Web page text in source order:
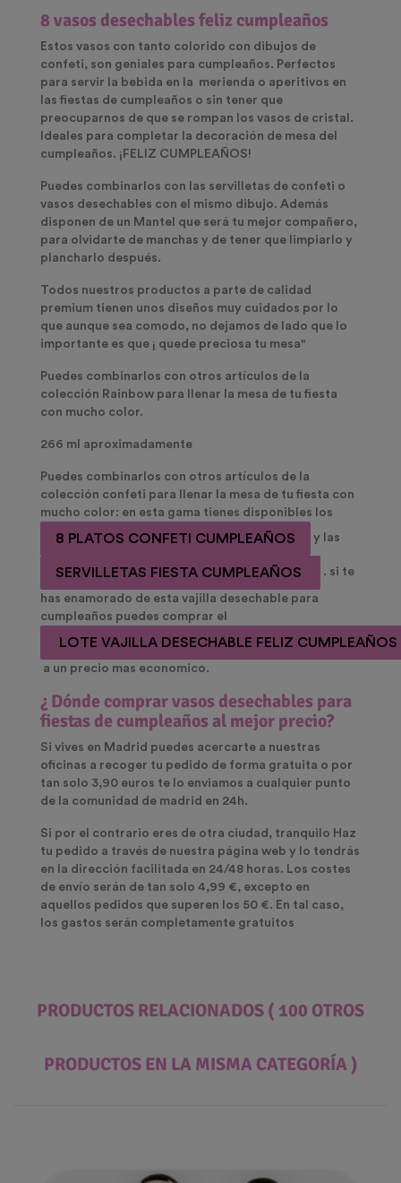
8 vasos desechables feliz cumpleaños
Estos vasos con tanto colorido con dibujos de
confeti, son geniales para cumpleaños. Perfectos
para servir la bebida en la merienda o aperitivos en
las fiestas de cumpleaños o sin tener que
preocuparnos de que se rompan los vasos de cristal.
Ideales para completar la decoración de mesa del
cumpleaños. ¡FELIZ CUMPLEAÑOS!
Puedes combinarlos con las servilletas de confeti o
vasos desechables con el mismo dibujo. Además
disponen de un Mantel que será tu mejor compañero,
para olvidarte de manchas y de tener que limpiarlo y
plancharlo después.
Todos nuestros productos a parte de calidad
premium tienen unos diseños muy cuidados por lo
que aunque sea comodo, no dejamos de lado que lo
importante es que ¡ quede preciosa tu mesa"
Puedes combinarlos con otros artículos de la
colección Rainbow para llenar la mesa de tu fiesta
con mucho color.
266 ml aproximadamente
Puedes combinarlos con otros artículos de la
colección confeti para llenar la mesa de tu fiesta con
mucho color: en esta gama tienes disponibles los
8 PLATOS CONFETI CUMPLEAÑOS y las
SERVILLETAS FIESTA CUMPLEAÑOS . si te
has enamorado de esta vajilla desechable para
cumpleaños puedes comprar el
LOTE VAJILLA DESECHABLE FELIZ CUMPLEAÑOS
a un precio mas economico.
¿ Dónde comprar vasos desechables para
fiestas de cumpleañosal mejor precio?
Si vives en Madrid puedes acercarte a nuestras
oficinas a recoger tu pedido de forma gratuita o por
tan solo 3,90 euros te lo enviamos a cualquier punto
de la comunidad de madrid en 24h.
Si por el contrario eres de otra ciudad, tranquilo Haz
tu pedido a través de nuestra página web y lo tendrás
en la dirección facilitada en 24/48 horas. Los costes
de envío serán de tan solo 4,99 €, excepto en
aquellos pedidos que superen los 50 €. En tal caso,
los gastos serán completamente gratuitos
PRODUCTOS RELACIONADOS ( 100 OTROS
PRODUCTOS EN LA MISMA CATEGORÍA )